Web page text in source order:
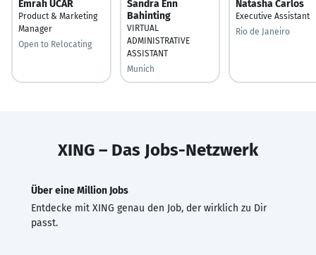
Emrah UCAR
Product & Marketing
Manager
Open to Relocating
Sandra Enn
Bahinting
VIRTUAL
ADMINISTRATIVE
ASSISTANT
Munich
Natasha Carlos
Executive Assistant
Rio de Janeiro
XING – Das Jobs-Netzwerk
Über eine Million Jobs
Entdecke mit XING genau den Job, der wirklich zu Dir
passt.